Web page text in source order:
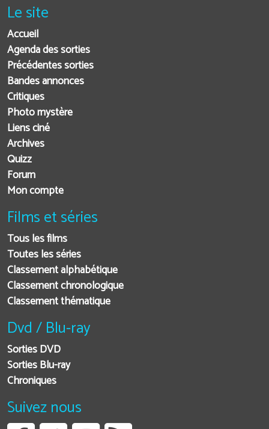
Le site
Accueil
Agenda des sorties
Précédentes sorties
Bandes annonces
Critiques
Photo mystère
Liens ciné
Archives
Quizz
Forum
Mon compte
Films et séries
Tous les films
Toutes les séries
Classement alphabétique
Classement chronologique
Classement thématique
Dvd / Blu-ray
Sorties DVD
Sorties Blu-ray
Chroniques
Suivez nous